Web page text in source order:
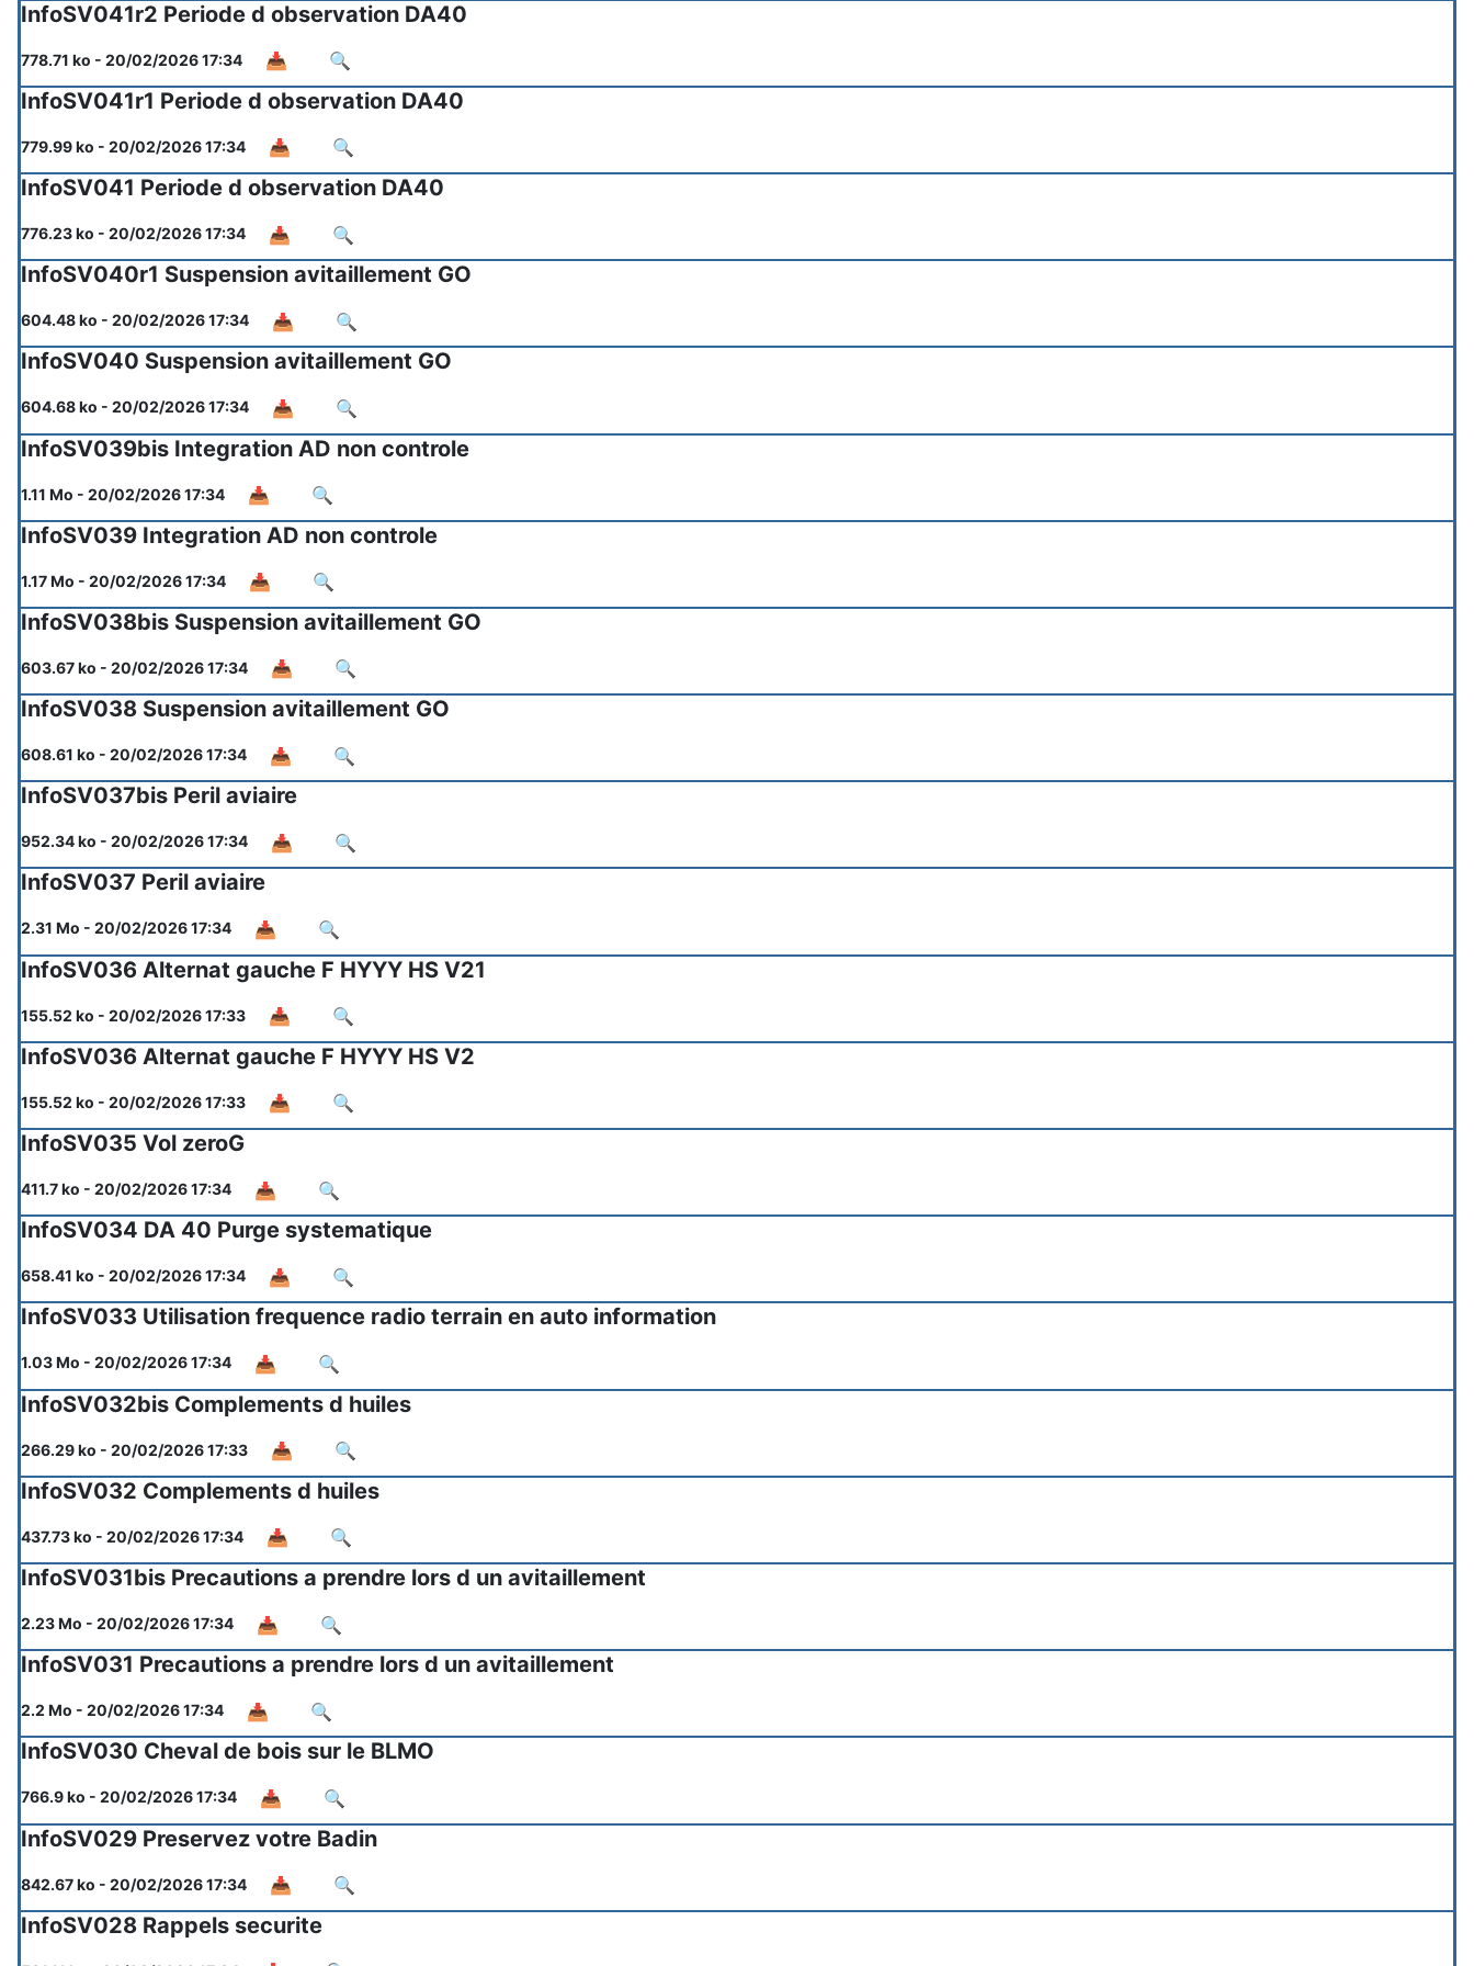
InfoSV041r2 Periode d observation DA40
778.71 ko - 20/02/2026 17:34 📥 🔍
InfoSV041r1 Periode d observation DA40
779.99 ko - 20/02/2026 17:34 📥 🔍
InfoSV041 Periode d observation DA40
776.23 ko - 20/02/2026 17:34 📥 🔍
InfoSV040r1 Suspension avitaillement GO
604.48 ko - 20/02/2026 17:34 📥 🔍
InfoSV040 Suspension avitaillement GO
604.68 ko - 20/02/2026 17:34 📥 🔍
InfoSV039bis Integration AD non controle
1.11 Mo - 20/02/2026 17:34 📥 🔍
InfoSV039 Integration AD non controle
1.17 Mo - 20/02/2026 17:34 📥 🔍
InfoSV038bis Suspension avitaillement GO
603.67 ko - 20/02/2026 17:34 📥 🔍
InfoSV038 Suspension avitaillement GO
608.61 ko - 20/02/2026 17:34 📥 🔍
InfoSV037bis Peril aviaire
952.34 ko - 20/02/2026 17:34 📥 🔍
InfoSV037 Peril aviaire
2.31 Mo - 20/02/2026 17:34 📥 🔍
InfoSV036 Alternat gauche F HYYY HS V21
155.52 ko - 20/02/2026 17:33 📥 🔍
InfoSV036 Alternat gauche F HYYY HS V2
155.52 ko - 20/02/2026 17:33 📥 🔍
InfoSV035 Vol zeroG
411.7 ko - 20/02/2026 17:34 📥 🔍
InfoSV034 DA 40 Purge systematique
658.41 ko - 20/02/2026 17:34 📥 🔍
InfoSV033 Utilisation frequence radio terrain en auto information
1.03 Mo - 20/02/2026 17:34 📥 🔍
InfoSV032bis Complements d huiles
266.29 ko - 20/02/2026 17:33 📥 🔍
InfoSV032 Complements d huiles
437.73 ko - 20/02/2026 17:34 📥 🔍
InfoSV031bis Precautions a prendre lors d un avitaillement
2.23 Mo - 20/02/2026 17:34 📥 🔍
InfoSV031 Precautions a prendre lors d un avitaillement
2.2 Mo - 20/02/2026 17:34 📥 🔍
InfoSV030 Cheval de bois sur le BLMO
766.9 ko - 20/02/2026 17:34 📥 🔍
InfoSV029 Preservez votre Badin
842.67 ko - 20/02/2026 17:34 📥 🔍
InfoSV028 Rappels securite